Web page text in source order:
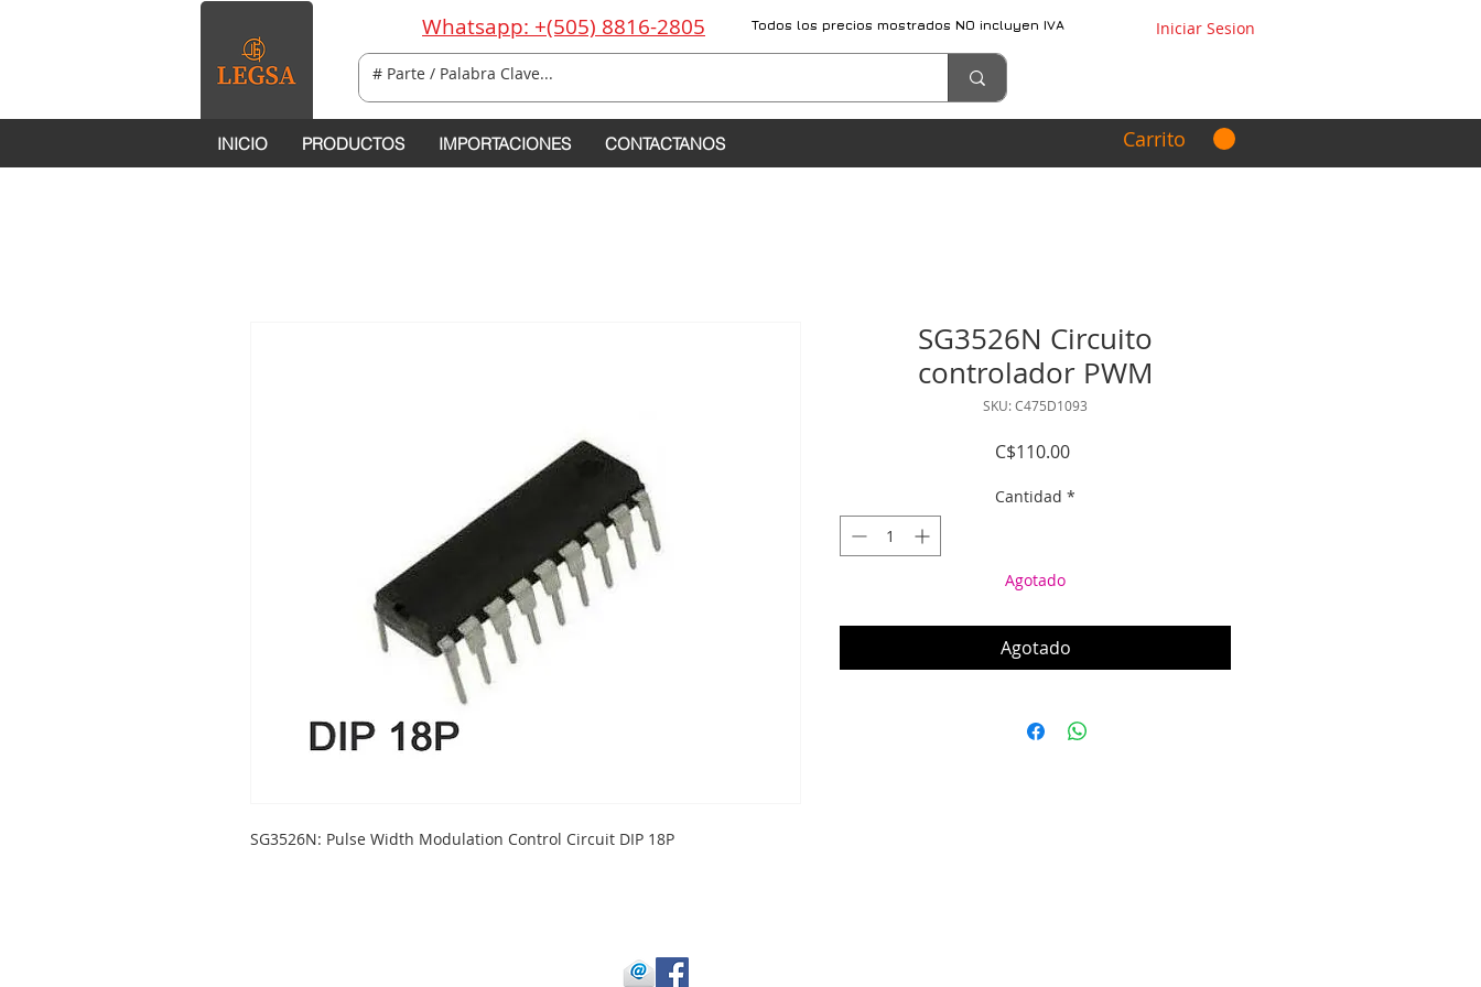
Whatsapp: +(505) 8816-2805 Todos los precios mostrados NO incluyen IVA Iniciar Sesion
INICIO PRODUCTOS IMPORTACIONES CONTACTANOS Carrito
SG3526N: Pulse Width Modulation Control Circuit DIP 18P
SG3526N Circuito
controlador PWM
SKU: C475D1093
C$110.00Precio
Cantidad *
Agotado
Agotado